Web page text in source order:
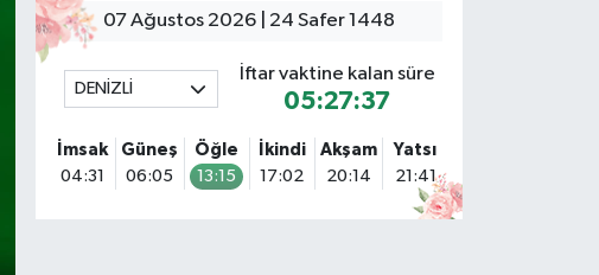
07 Ağustos 2026 | 24 Safer 1448
DENİZLİ
İftar vaktine kalan süre
05:27:36
İmsak
04:31
Güneş
06:05
Öğle
13:15
İkindi
17:02
Akşam
20:14
Yatsı
21:41